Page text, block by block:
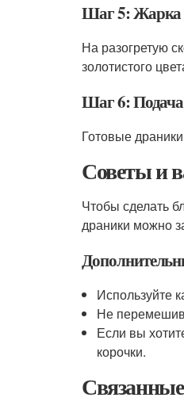
Шаг 5: Жарка
На разогретую
золотистого
Шаг 6: Подача
Готовые
Советы и
Чтобы сделать
драники можно
Используйте
Не
Если вы
корочки.